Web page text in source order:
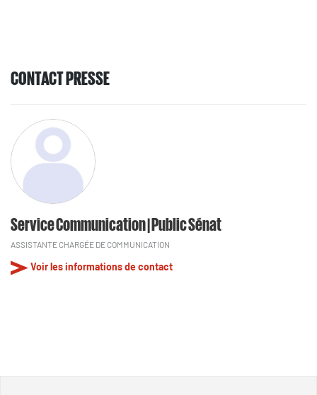
CONTACT PRESSE
Service Communication | Public Sénat
ASSISTANTE CHARGÉE DE COMMUNICATION
Voir les informations de contact